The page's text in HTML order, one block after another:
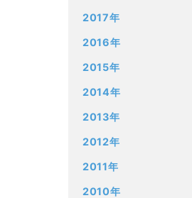
2017年
2016年
2015年
2014年
2013年
2012年
2011年
2010年